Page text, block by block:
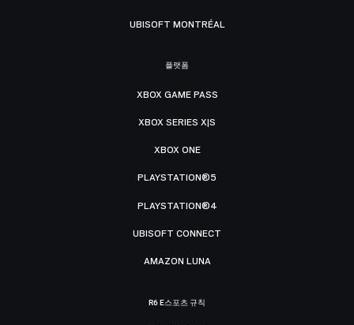
UBISOFT MONTRÉAL
플랫폼
XBOX GAME PASS
XBOX SERIES X|S
XBOX ONE
PLAYSTATION®5
PLAYSTATION®4
UBISOFT CONNECT
AMAZON LUNA
R6 E스포츠 규칙